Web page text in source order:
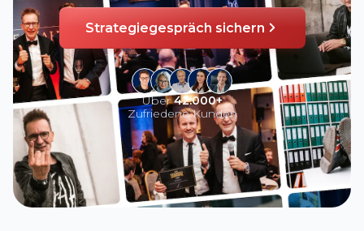
Strategiegespräch sichern
Über42.000+
Zufriedene Kunden